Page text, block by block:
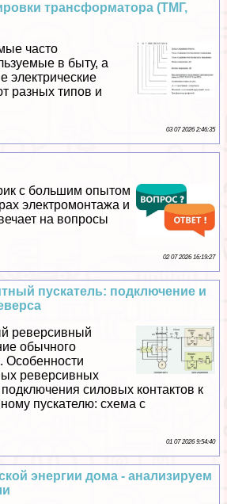
трaнcформатора (ТМГ,
часто
в быту, а
электрические
разных типов и
03 07 2026 2:46:35
с большим опытом
электромонтажа и
на вопросы
02 07 2026 16:19:27
пускатель: подключение и
реверсивный
обычного
Особенности
реверсивных
силовых контактов к
пускателю: схема с
01 07 2026 9:54:40
энергии дома - анализируем